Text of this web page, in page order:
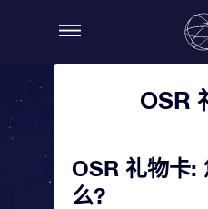
OSR
OSR 礼物卡:
么?